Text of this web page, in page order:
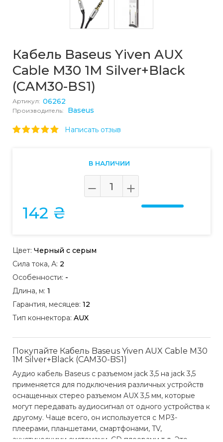
Кабель Baseus Yiven AUX
Cable M30 1M Silver+Black
(CAM30-BS1)
Артикул: 06262
Производитель: Baseus
Написать отзыв
В НАЛИЧИИ
142 ₴
Цвет: Черный с серым
Сила тока, А: 2
Особенности: -
Длина, м: 1
Гарантия, месяцев: 12
Тип коннектора: AUX
Покупайте Кабель Baseus Yiven AUX Cable M30
1M Silver+Black (CAM30-BS1)
Аудио кабель Baseus с разъемом jack 3,5 на jack 3,5
применяется для подключения различных устройств
оснащенных стерео разъемом AUX 3,5 мм, которые
могут передавать аудиосигнал от одного устройства к
другому. Чаще всего, он используется с MP3-
плеерами, планшетами, смартфонами, TV,
акустическими системами, CD плеерами т.д. Это